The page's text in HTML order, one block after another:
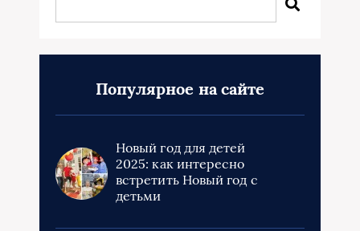
Популярное на сайте
Новый год для детей
2025: как интересно
встретить Новый год с
детьми